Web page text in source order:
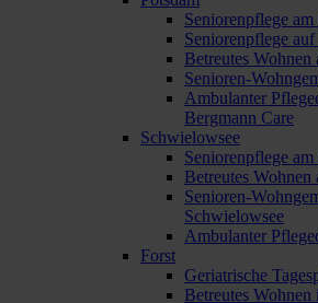
Seniorenpflege
Seniorenpflege
Betreutes
Senioren-
Ambulanter
Bergmann Care
Schwielowsee
Seniorenpflege
Betreutes
Senioren-
Schwielowsee
Ambulanter
Forst
Geriatrische
Betreutes Wohnen